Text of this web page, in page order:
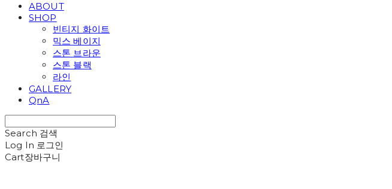
ABOUT
SHOP
빈티지 화이트
믹스 베이지
스톤 브라운
스톤 블랙
라인
GALLERY
QnA
Search 검색
Log In 로그인
Cart장바구니